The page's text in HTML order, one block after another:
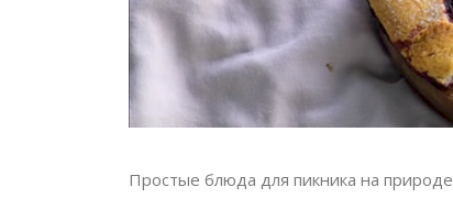
Простые блюда для пикника на природе